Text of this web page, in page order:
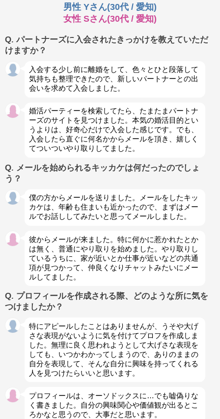
男性 Yさん(30代 / 愛知)
女性 Sさん(30代 / 愛知)
Q. パートナーズに入会されたきっかけを教えていただ
けますか？
入会する少し前に離婚をして、色々とひと段落して
気持ちも整理できたので、新しいパートナーとの出
会いを求めて入会しました。
婚活パーティーを検索してたら、たまたまパートナ
ーズのサイトを見つけました。本気の婚活目的とい
うよりは、好奇心だけで入会した感じです。でも、
入会したら直ぐに何名かからメールを頂き、嬉しく
てついついやり取りしてました。
Q. メールを始められるキッカケは何だったのでしょ
う？
僕の方からメールを送りました。メールをしたキッ
カケは、年齢も住まいも近かったので、まずはメー
ルでお話ししてみたいと思ってメールしました。
彼からメールが来ました。特に何かに惹かれたとか
は無く、普通にやり取りを始めました。やり取りし
ているうちに、家が近いとか仕事が近いなどの共通
項が見つかって、仲良くなりチャットみたいにメー
ルしてました。
Q. プロフィールを作成される際、どのような所に気を
つけましたか？
特にアピールしたことはありませんが、うそや大げ
さな表現がないように気を付けてプロフを作成しま
した。無理に良く思われようとして大げさな表現を
しても、いつかわかってしまうので、ありのままの
自分を表現して、そんな自分に興味を持ってくれる
人を見つけたらいいと思います。
プロフィールは、オーソドックスに…でも嘘偽りな
く書きました。自分の興味関心や価値観が出るとこ
ろかなと思うので、大事だと思います。